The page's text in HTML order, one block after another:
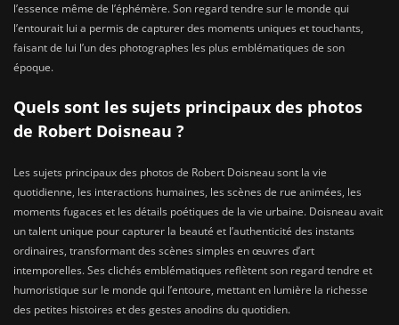
l’essence même de l’éphémère. Son regard tendre sur le monde qui
l’entourait lui a permis de capturer des moments uniques et touchants,
faisant de lui l’un des photographes les plus emblématiques de son
époque.
Quels sont les sujets principaux des photos
de Robert Doisneau ?
Les sujets principaux des photos de Robert Doisneau sont la vie
quotidienne, les interactions humaines, les scènes de rue animées, les
moments fugaces et les détails poétiques de la vie urbaine. Doisneau avait
un talent unique pour capturer la beauté et l’authenticité des instants
ordinaires, transformant des scènes simples en œuvres d’art
intemporelles. Ses clichés emblématiques reflètent son regard tendre et
humoristique sur le monde qui l’entoure, mettant en lumière la richesse
des petites histoires et des gestes anodins du quotidien.